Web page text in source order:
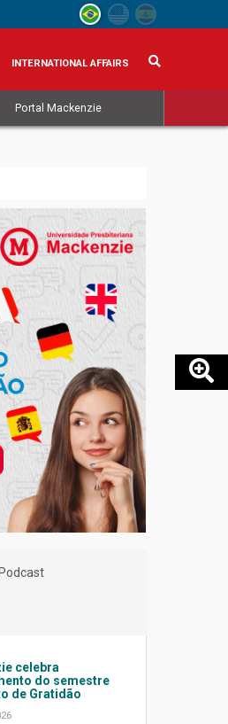
INTERNATIONAL AFFAIRS
Portal Mackenzie
celebra
do semestre
de Gratidão